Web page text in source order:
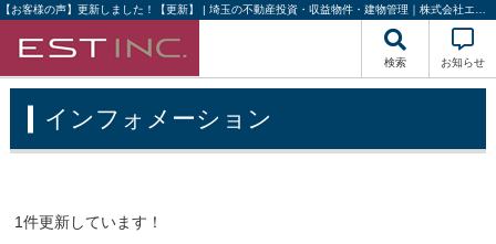
検索 お知らせ
インフォメーション
1件更新しています！